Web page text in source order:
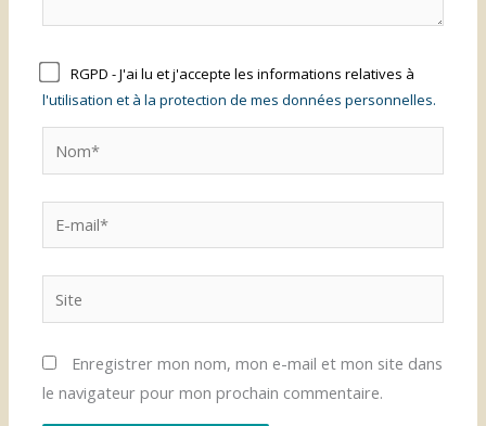
RGPD - J'ai lu et j'accepte les informations relatives à
l'utilisation et à la protection de mes données personnelles.
mail*
Enregistrer mon nom, mon e-mail et mon site dans
le navigateur pour mon prochain commentaire.